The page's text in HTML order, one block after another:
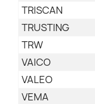
TRISCAN
TRUSTING
TRW
VAICO
VALEO
VEMA